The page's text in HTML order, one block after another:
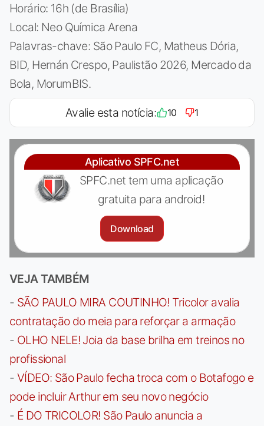
Horário: 16h (de Brasília)
Local: Neo Química Arena
Palavras-chave: São Paulo FC, Matheus Dória,
BID, Hernán Crespo, Paulistão 2026, Mercado da
Bola, MorumBIS.
Avalie esta notícia: 10 1
Aplicativo SPFC.net
SPFC.net tem uma aplicação
gratuita para android!
Download
VEJA TAMBÉM
- SÃO PAULO MIRA COUTINHO! Tricolor avalia
contratação do meia para reforçar a armação
- OLHO NELE! Joia da base brilha em treinos no
profissional
- VÍDEO: São Paulo fecha troca com o Botafogo e
pode incluir Arthur em seu novo negócio
- É DO TRICOLOR! São Paulo anuncia a